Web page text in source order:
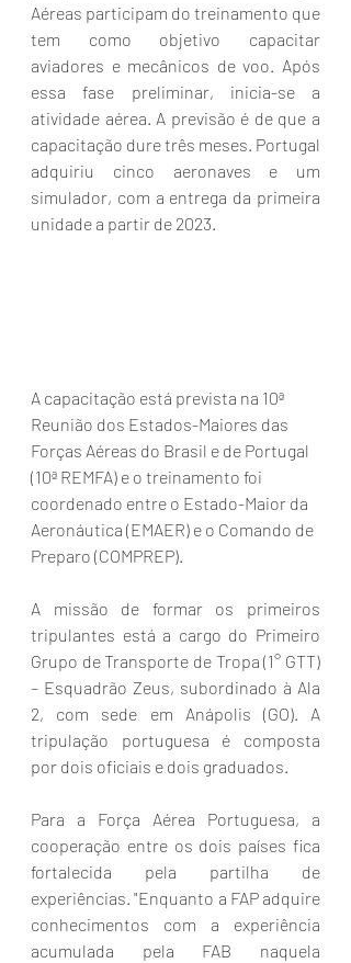
Aéreas participam do treinamento que
tem como objetivo capacitar
aviadores e mecânicos de voo. Após
essa fase preliminar, inicia-se a
atividade aérea. A previsão é de que a
capacitação dure três meses. Portugal
adquiriu cinco aeronaves e um
simulador, com a entrega da primeira
unidade a partir de 2023.
A capacitação está prevista na 10ª
Reunião dos Estados-Maiores das
Forças Aéreas do Brasil e de Portugal
(10ª REMFA) e o treinamento foi
coordenado entre o Estado-Maior da
Aeronáutica (EMAER) e o Comando de
Preparo (COMPREP).
A missão de formar os primeiros
tripulantes está a cargo do Primeiro
Grupo de Transporte de Tropa (1° GTT)
– Esquadrão Zeus, subordinado à Ala
2, com sede em Anápolis (GO). A
tripulação portuguesa é composta
por dois oficiais e dois graduados.
Para a Força Aérea Portuguesa, a
cooperação entre os dois países fica
fortalecida pela partilha de
experiências. "Enquanto a FAP adquire
conhecimentos com a experiência
acumulada pela FAB naquela